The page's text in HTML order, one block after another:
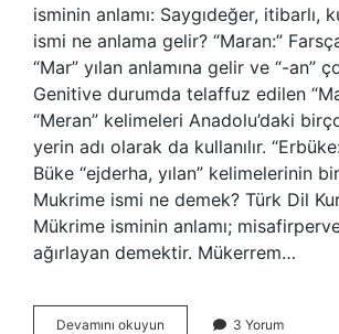
isminin anlamı: Saygıdeğer, itibarlı,
ismi ne anlama gelir? “Maran:”
“Mar” yılan anlamına gelir ve “-an”
Genitive durumda telaffuz edilen
“Meran” kelimeleri Anadolu’daki
yerin adı olarak da kullanılır.
Büke “ejderha, yılan” kelimelerinin
Mukrime ismi ne demek? Türk Dil
Mükrime isminin anlamı;
ağırlayan demektir. Mükerrem…
Devamını okuyun Mukremin 3 Yorum